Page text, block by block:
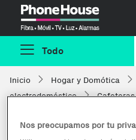
Todo
Inicio Hogar y Domótica
electrodoméstico
Cafeteras
Nos preocupamos por tu